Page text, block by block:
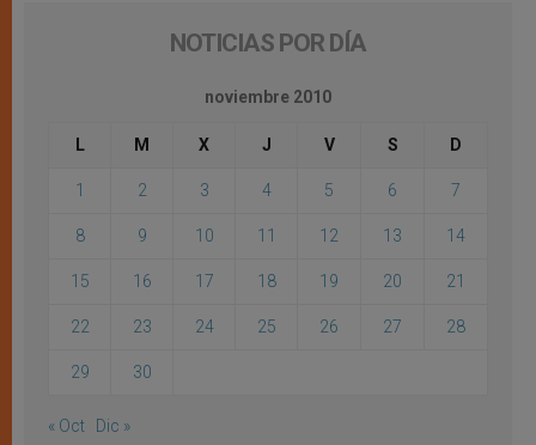
NOTICIAS POR DÍA
noviembre 2010
L M X J V S D
1 2 3 4 5 6 7
8 9 10 11 12 13 14
15 16 17 18 19 20 21
22 23 24 25 26 27 28
29 30
« Oct Dic »